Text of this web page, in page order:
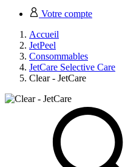
Votre compte
Accueil
JetPeel
Consommables
JetCare Selective Care
Clear - JetCare